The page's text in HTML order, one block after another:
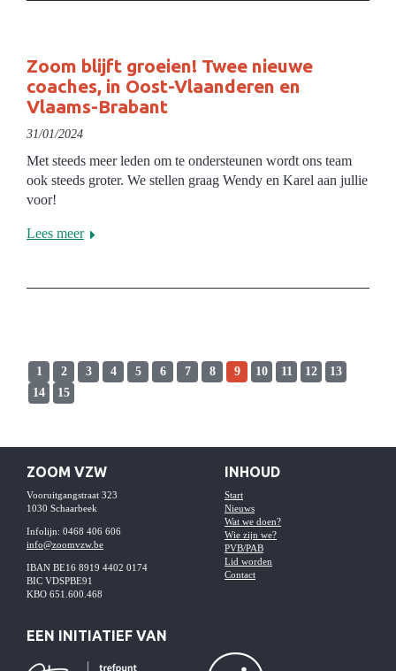
Zoom blijft groeien! Twee nieuwe
coaches, in Oost-Vlaanderen en
Vlaams-Brabant
31/01/2024
Met steeds meer leden om te ondersteunen wordt ons team
ook steeds groter. We stellen graag Wendy en Karel aan jullie
voor!
Lees meer
1 2 3 4 5 6 7 8 9 10 11 12
13
14
15
ZOOM VZW
Vooruitgangstraat 323
1030 Schaarbeek
Infolijn: 0468 406 606
info@zoomvzw.be
IBAN BE16 8919 4402 0174
BIC VDSPBE91
KBO 651.600.468
INHOUD
Start
Nieuws
Wat we doen?
Wie zijn we?
PVB/PAB
Lid worden
Contact
EEN INITIATIEF VAN